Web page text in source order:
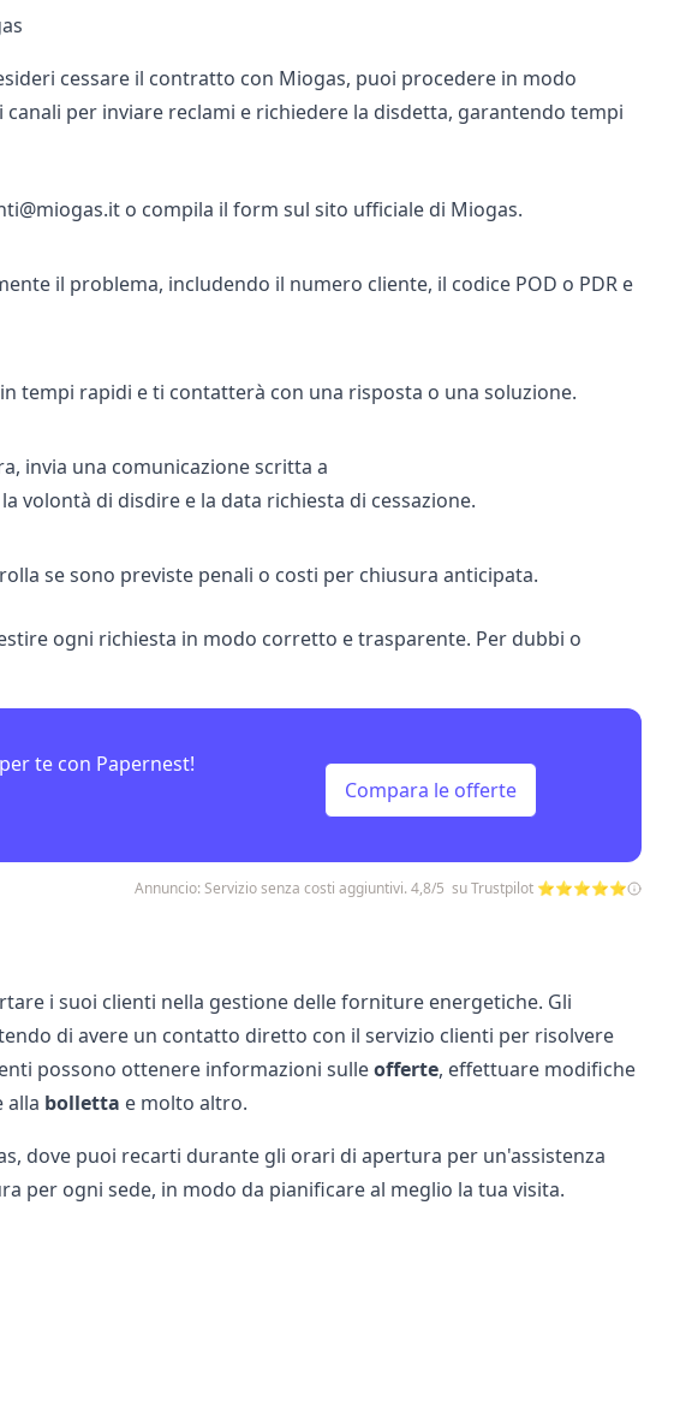
cessare il contratto con Miogas, puoi procedere in modo
canali per inviare reclami e richiedere la disdetta, garantendo tempi
o compila il form sul sito ufficiale di Miogas.
il problema, includendo il numero cliente, il codice POD o PDR e
tempi rapidi e ti contatterà con una risposta o una soluzione.
invia una comunicazione scritta a
volontà di disdire e la data richiesta di cessazione.
se sono previste penali o costi per chiusura anticipata.
ogni richiesta in modo corretto e trasparente. Per dubbi o
te con Papernest!
Compara le offerte
Annuncio: Servizio senza costi aggiuntivi. 4,8/5 su Trustpilot ⭐⭐⭐⭐⭐
i suoi clienti nella gestione delle forniture energetiche. Gli
di avere un contatto diretto con il servizio clienti per risolvere
possono ottenere informazioni sulleofferte, effettuare modifiche
alla bolletta e molto altro.
dove puoi recarti durante gli orari di apertura per un'assistenza
per ogni sede, in modo da pianificare al meglio la tua visita.